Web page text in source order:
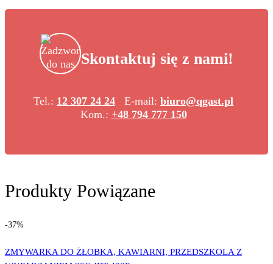
Skontaktuj się z nami!
Tel.: 12 307 24 24 E-mail: biuro@qgast.pl
Kom.: +48 794 777 150
Produkty Powiązane
-37%
ZMYWARKA DO ŻŁOBKA, KAWIARNI, PRZEDSZKOLA Z